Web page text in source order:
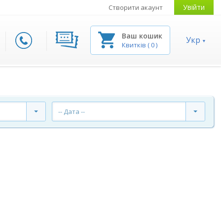
Створити акаунт Увійти
Ваш кошик
Квитків (0) Укр
-- Дата --